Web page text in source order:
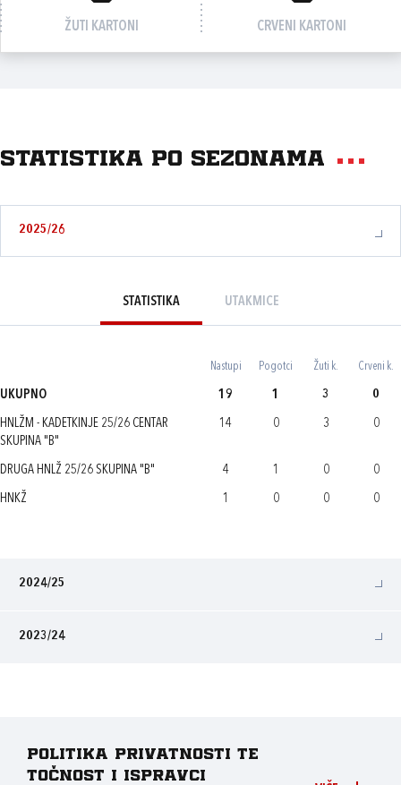
ŽUTI KARTONI CRVENI KARTONI
Statistika po sezonama
2025/26
STATISTIKA UTAKMICE
Nastupi Pogotci Žuti k. Crveni k.
UKUPNO 19 1 3 0
HNLŽM - KADETKINJE 25/26 CENTAR
SKUPINA "B"
14 0 3 0
DRUGA HNLŽ 25/26 SKUPINA "B" 4 1 0 0
HNKŽ 1 0 0 0
2024/25
2023/24
Politika privatnosti te
točnost i ispravci